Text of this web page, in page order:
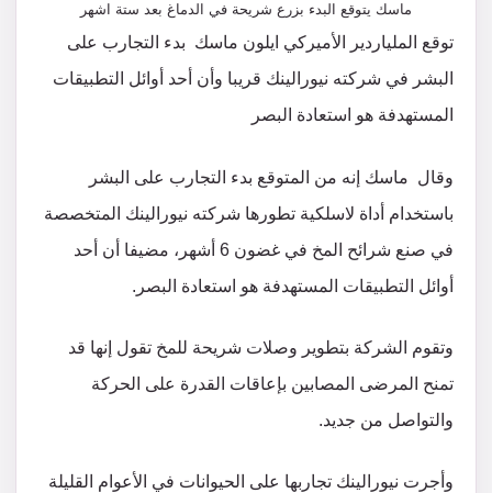
ماسك يتوقع البدء بزرع شريحة في الدماغ بعد ستة اشهر
توقع الملياردير الأميركي ايلون ماسك بدء التجارب على
البشر في شركته نيورالينك قريبا وأن أحد أوائل التطبيقات
المستهدفة هو استعادة البصر
وقال ماسك إنه من المتوقع بدء التجارب على البشر
باستخدام أداة لاسلكية تطورها شركته نيورالينك المتخصصة
في صنع شرائح المخ في غضون 6 أشهر، مضيفا أن أحد
أوائل التطبيقات المستهدفة هو استعادة البصر.
وتقوم الشركة بتطوير وصلات شريحة للمخ تقول إنها قد
تمنح المرضى المصابين بإعاقات القدرة على الحركة
والتواصل من جديد.
وأجرت نيورالينك تجاربها على الحيوانات في الأعوام القليلة